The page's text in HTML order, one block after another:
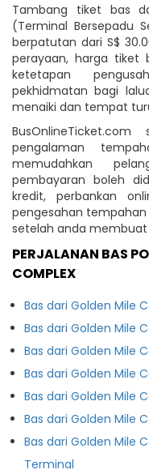
Tambang tiket bas
(Terminal Bersepadu
berpatutan dari S$
perayaan, harga tiket
ketetapan
pekhidmatan bagi
menaiki dan tempat
pengalaman
memudahkan
pembayaran boleh
kredit, perbankan
pengesahan
setelah anda
PERJALANAN BAS
COMPLEX
Bas dari Golden Mile
Bas dari Golden Mile
Bas dari Golden Mile
Bas dari Golden Mile
Bas dari Golden Mile
Bas dari Golden Mile
Bas dari Golden Mile
Terminal